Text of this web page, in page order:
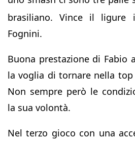
brasiliano. Vince il ligure
Fognini.
Buona prestazione di Fabio
la voglia di tornare nella
Non sempre però le
la sua volontà.
Nel terzo gioco con una